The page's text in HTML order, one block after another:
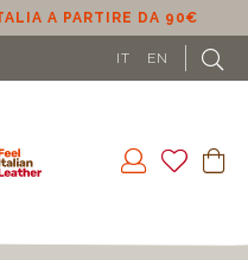
A PARTIRE DA 90€
IT EN